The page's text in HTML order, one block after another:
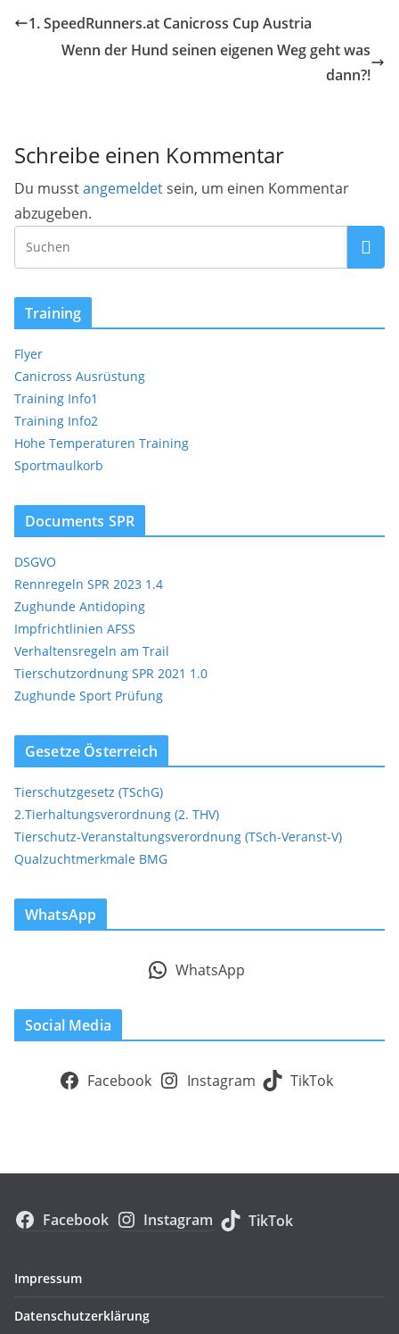
1. SpeedRunners.at Canicross Cup Austria
Wenn der Hund seinen eigenen Weg geht was
dann?!
Schreibe einen Kommentar
Du musstangemeldetsein, um einen Kommentar
abzugeben.
Training
Flyer
Canicross Ausrüstung
Training Info1
Training Info2
Hohe Temperaturen Training
Sportmaulkorb
Documents SPR
DSGVO
Rennregeln SPR 2023 1.4
Zughunde Antidoping
Impfrichtlinien AFSS
Verhaltensregeln am Trail
Tierschutzordnung SPR 2021 1.0
Zughunde Sport Prüfung
Gesetze Österreich
Tierschutzgesetz (TSchG)
2.Tierhaltungsverordnung (2. THV)
Tierschutz-Veranstaltungsverordnung (TSch-Veranst-V)
Qualzuchtmerkmale BMG
WhatsApp
WhatsApp
Social Media
Facebook Instagram TikTok
Facebook Instagram TikTok
Impressum
Datenschutzerklärung